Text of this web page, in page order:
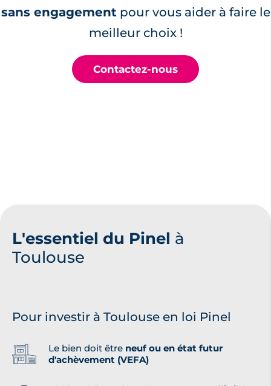
sans engagement pour vous aider à faire le
meilleur choix !
Contactez-nous
L'essentiel du Pinel à
Toulouse
Pour investir à Toulouse en loi Pinel
Le bien doit être neuf ou en état futur
d'achèvement (VEFA)